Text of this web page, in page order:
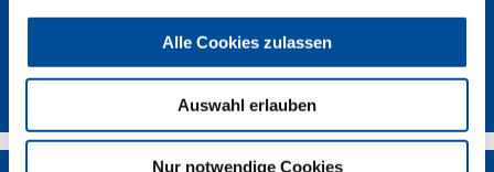
Alle Cookies zulassen
Auswahl erlauben
Nur notwendige Cookies
Newsletter